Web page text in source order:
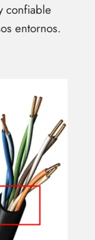
confiable
entornos.